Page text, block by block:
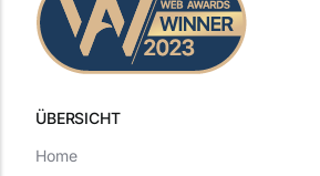
ÜBERSICHT
Home